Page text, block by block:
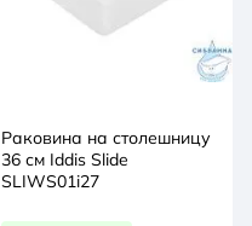
Раковина на столешницу
36 см Iddis Slide
SLIWS01i27